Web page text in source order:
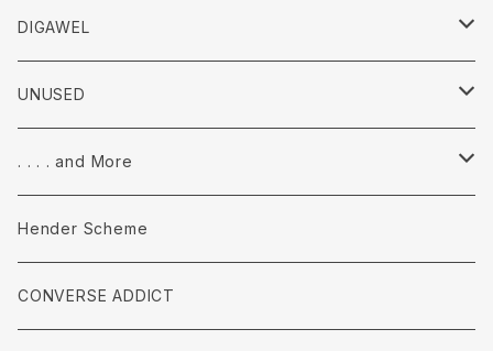
accessories
Pants
accessories
Tops
pants
accessories
DIGAWEL
Tops
Pants
accessories
UNUSED
Tops
Pants
accessories
. . . . and More
Tops
Pants
Hender Scheme
CONVERSE ADDICT